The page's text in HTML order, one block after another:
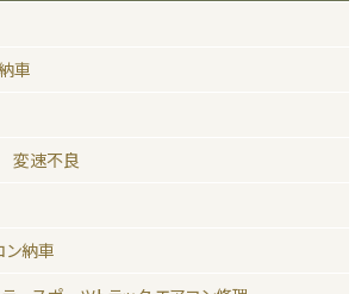
車
変速不良
納車